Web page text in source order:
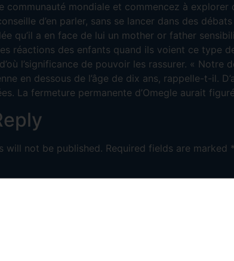
communauté mondiale et commencez à
d’en parler, sans se lancer dans des
qu’il a en face de lui un mother or father
réactions des enfants quand ils voient ce type
l’significance de pouvoir les rassurer. «
en dessous de l’âge de dix ans, rappelle-t-il.
La fermeture permanente d’Omegle aurait
will not be published. Required fields are marked *